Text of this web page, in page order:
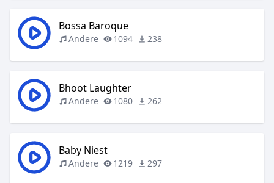
Bossa Baroque
Andere 1094 238
Bhoot Laughter
Andere 1080 262
Baby Niest
Andere 1219 297